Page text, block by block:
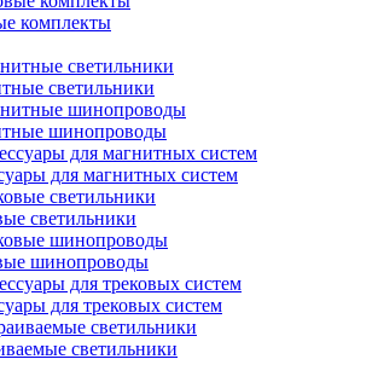
комплекты
светильники
шинопроводы
для магнитных систем
светильники
шинопроводы
для трековых систем
светильники